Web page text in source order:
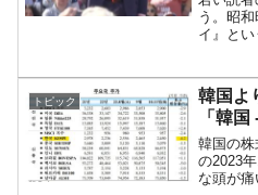
⇒「金を経由するドル入手」手
韓国･外為取引
まで拡大 ⇒ 海外資金の動きに
『Money1』
韓国･帰ってき
い「50.5％」に上昇
『Money1』
韓国大統領府ボ
う。昭
イ』と
ライ』
セダーズ
カ合衆
トピック
韓国よ
「韓国
韓国の
の2023
な頭が